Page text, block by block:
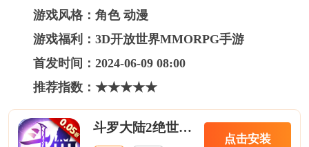
游戏风格：角色 动漫
游戏福利：3D开放世界MMORPG手游
首发时间：2024-06-09 08:00
推荐指数：★★★★★
斗罗大陆2绝世唐门0.05折扣服
点击安装